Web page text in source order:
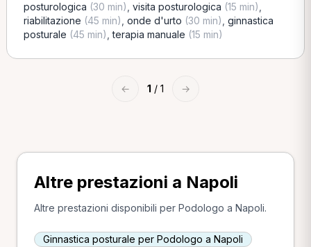
posturologica (30 min) visita posturologica (15 min)
riabilitazione (45 min) onde d'urto (30 min) ginnastica
posturale (45 min) ,terapia manuale (15 min)
← 1 / 1 →
Altre prestazioni a Napoli
Altre prestazioni disponibili per Podologo a Napoli.
Ginnastica posturale per Podologo a Napoli